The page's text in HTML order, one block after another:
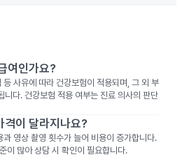
여인가요?
등 사유에 따라 건강보험이 적용되며, 그 외 부
니다. 건강보험 적용 여부는 진료 의사의 판단
격이 달라지나요?
영상 촬영 횟수가 늘어 비용이 증가합니다.
이 많아 상담 시 확인이 필요합니다.